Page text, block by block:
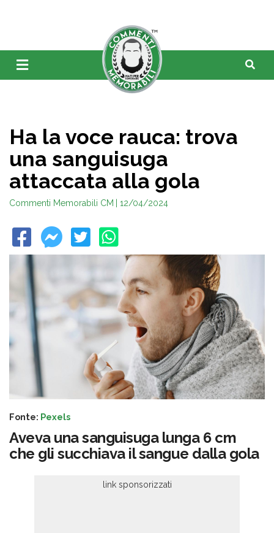
Ha la voce rauca: trova
una sanguisuga
attaccata alla gola
Commenti Memorabili CM | 12/04/2024
Fonte: Pexels
Aveva una sanguisuga lunga 6 cm
che gli succhiava il sangue dalla gola